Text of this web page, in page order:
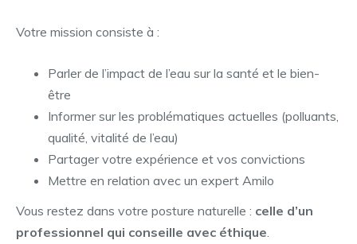
Votre mission consiste à :
Parler de l’impact de l’eau sur la santé et le bien-
être
Informer sur les problématiques actuelles (polluants,
qualité, vitalité de l’eau)
Partager votre expérience et vos convictions
Mettre en relation avec un expert Amilo
Vous restez dans votre posture naturelle : celle d’un
professionnel qui conseille avec éthique.